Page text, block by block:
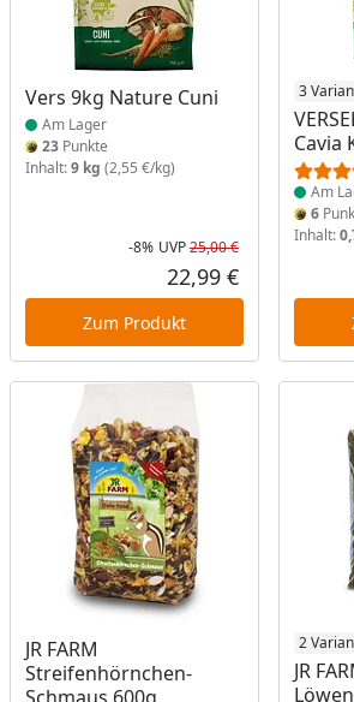
Vers 9kg Nature Cuni
Produkt am Lager
Am Lager
23 Punkte
Inhalt:9 kg (2,55 €/kg)
Rabatt in
-8% UVP25,00 €
Aktueller Preis
22,99 €
Zum Produkt
3
Cavia
Am
6
Inhalt:
JR FARM
Streifenhörnchen-
Produkt am Lager 2
JR